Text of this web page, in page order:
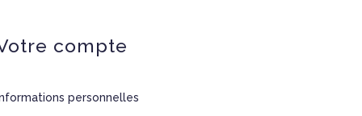
compte
personnelles